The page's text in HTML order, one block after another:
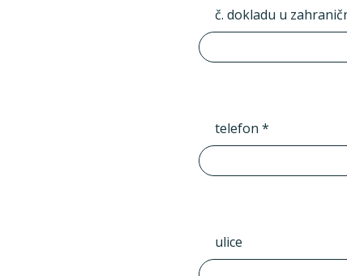
č. dokladu u
telefon *
ulice